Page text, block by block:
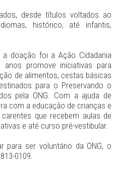
desde títulos voltados ao
histórico, até infantis,
doação foi a Ação Cidadania
promove iniciativas para
de alimentos, cestas básicas
para o Preservando o
pela ONG. Com a ajuda de
com a educação de crianças e
que recebem aulas de
e até curso pré-vestibular.
para ser voluntário da ONG, o
0109.